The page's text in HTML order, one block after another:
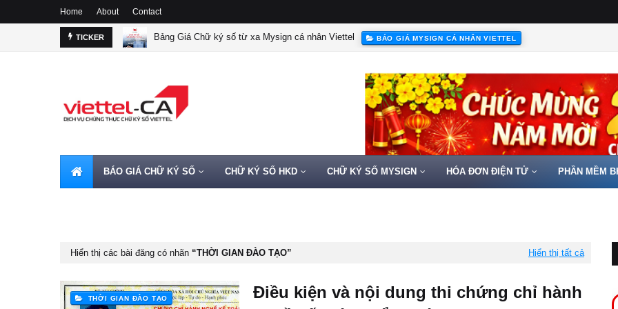
Home About Contact
TICKER Bảng Giá Chữ ký số từ xa Mysign cá nhân Viettel BÁO GIÁ MYSIGN CÁ NHÂN VIETTEL
BÁO GIÁ CHỮ KÝ SỐ CHỮ KÝ SỐ HKD CHỮ KÝ SỐ MYSIGN HÓA ĐƠN ĐIỆN TỬ PHẦN MỀM
Hiển thị các bài đăng có nhãn THỜI GIAN ĐÀO TẠO Hiển thị tất cả
THỜI GIAN ĐÀO TẠO
Điều kiện và nội dung thi chứng chỉ hành